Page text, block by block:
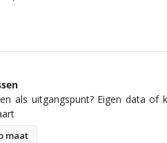
als uitgangspunt? Eigen data of
maat